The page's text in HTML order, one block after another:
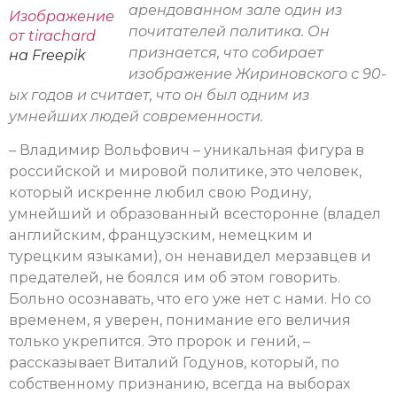
Изображение
от tirachard
на Freepik
арендованном зале один из
почитателей политика. Он
признается, что собирает
изображение Жириновского с 90-
ых годов и считает, что он был одним из
умнейших людей современности.
– Владимир Вольфович – уникальная фигура в
российской и мировой политике, это человек,
который искренне любил свою Родину,
умнейший и образованный всесторонне (владел
английским, французским, немецким и
турецким языками), он ненавидел мерзавцев и
предателей, не боялся им об этом говорить.
Больно осознавать, что его уже нет с нами. Но со
временем, я уверен, понимание его величия
только укрепится. Это пророк и гений, –
рассказывает Виталий Годунов, который, по
собственному признанию, всегда на выборах